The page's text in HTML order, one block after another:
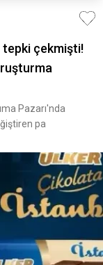
tepki çekmişti!
Pazarı'nda
pa